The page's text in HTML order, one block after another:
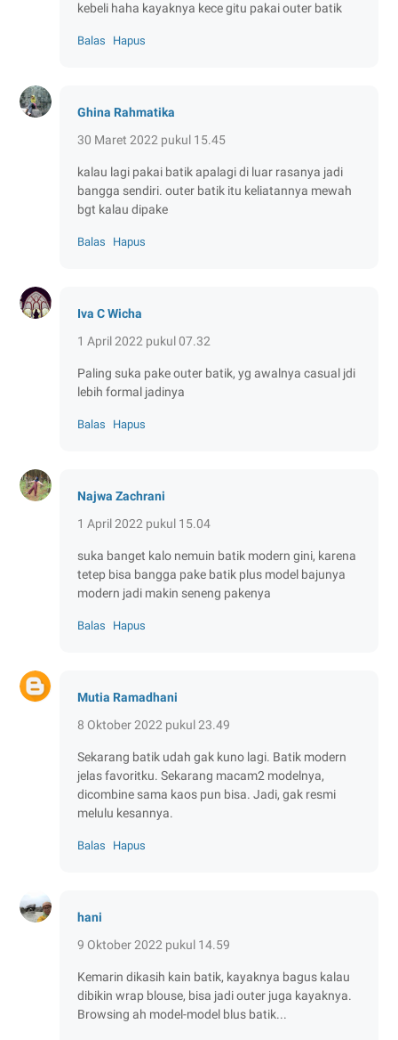
kebeli haha kayaknya kece gitu pakai outer batik
Balas Hapus
Ghina Rahmatika
30 Maret 2022 pukul 15.45
kalau lagi pakai batik apalagi di luar rasanya jadi
bangga sendiri. outer batik itu keliatannya mewah
bgt kalau dipake
Balas Hapus
Iva C Wicha
1 April 2022 pukul 07.32
Paling suka pake outer batik, yg awalnya casual jdi
lebih formal jadinya
Balas Hapus
Najwa Zachrani
1 April 2022 pukul 15.04
suka banget kalo nemuin batik modern gini, karena
tetep bisa bangga pake batik plus model bajunya
modern jadi makin seneng pakenya
Balas Hapus
Mutia Ramadhani
8 Oktober 2022 pukul 23.49
Sekarang batik udah gak kuno lagi. Batik modern
jelas favoritku. Sekarang macam2 modelnya,
dicombine sama kaos pun bisa. Jadi, gak resmi
melulu kesannya.
Balas Hapus
hani
9 Oktober 2022 pukul 14.59
Kemarin dikasih kain batik, kayaknya bagus kalau
dibikin wrap blouse, bisa jadi outer juga kayaknya.
Browsing ah model-model blus batik...